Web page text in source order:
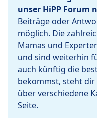
unser HiPP Forum
Beiträge oder
möglich. Die
Mamas und
und sind weiterhin
auch künftig die
bekommst, steht
über verschiedene
Seite.